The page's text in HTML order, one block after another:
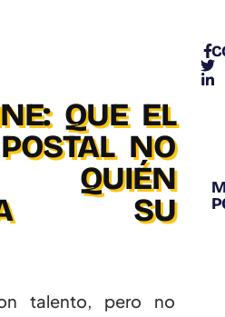
QUE EL
NO
QUIÉN
SU
talento, pero no